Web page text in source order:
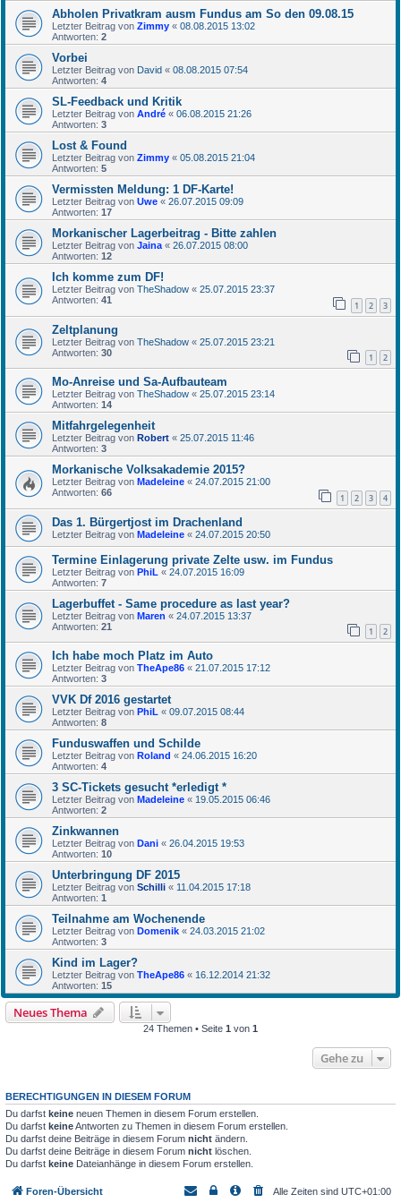
Abholen Privatkram ausm Fundus am So den 09.08.15
Letzter Beitrag von Zimmy « 08.08.2015 13:02
Antworten: 2
Vorbei
Letzter Beitrag von David « 08.08.2015 07:54
Antworten: 4
SL-Feedback und Kritik
Letzter Beitrag von André « 06.08.2015 21:26
Antworten: 3
Lost & Found
Letzter Beitrag von Zimmy « 05.08.2015 21:04
Antworten: 5
Vermissten Meldung: 1 DF-Karte!
Letzter Beitrag von Uwe « 26.07.2015 09:09
Antworten: 17
Morkanischer Lagerbeitrag - Bitte zahlen
Letzter Beitrag von Jaina « 26.07.2015 08:00
Antworten: 12
Ich komme zum DF!
Letzter Beitrag von TheShadow « 25.07.2015 23:37
Antworten: 41 1 2 3
Zeltplanung
Letzter Beitrag von TheShadow « 25.07.2015 23:21
Antworten: 30 1 2
Mo-Anreise und Sa-Aufbauteam
Letzter Beitrag von TheShadow « 25.07.2015 23:14
Antworten: 14
Mitfahrgelegenheit
Letzter Beitrag von Robert « 25.07.2015 11:46
Antworten: 3
Morkanische Volksakademie 2015?
Letzter Beitrag von Madeleine « 24.07.2015 21:00
Antworten: 66 1 2 3 4
Das 1. Bürgertjost im Drachenland
Letzter Beitrag von Madeleine « 24.07.2015 20:50
Termine Einlagerung private Zelte usw. im Fundus
Letzter Beitrag von PhiL « 24.07.2015 16:09
Antworten: 7
Lagerbuffet - Same procedure as last year?
Letzter Beitrag von Maren « 24.07.2015 13:37
Antworten: 21 1 2
Ich habe moch Platz im Auto
Letzter Beitrag von TheApe86 « 21.07.2015 17:12
Antworten: 3
VVK Df 2016 gestartet
Letzter Beitrag von PhiL « 09.07.2015 08:44
Antworten: 8
Funduswaffen und Schilde
Letzter Beitrag von Roland « 24.06.2015 16:20
Antworten: 4
3 SC-Tickets gesucht *erledigt *
Letzter Beitrag von Madeleine « 19.05.2015 06:46
Antworten: 2
Zinkwannen
Letzter Beitrag von Dani « 26.04.2015 19:53
Antworten: 10
Unterbringung DF 2015
Letzter Beitrag von Schilli « 11.04.2015 17:18
Antworten: 1
Teilnahme am Wochenende
Letzter Beitrag von Domenik « 24.03.2015 21:02
Antworten: 3
Kind im Lager?
Letzter Beitrag von TheApe86 « 16.12.2014 21:32
Antworten: 15
Neues Thema
24 Themen • Seite 1 von 1
Gehe zu
BERECHTIGUNGEN IN DIESEM FORUM
Du darfst keine neuen Themen in diesem Forum erstellen.
Du darfst keineAntworten zu Themen in diesem Forum erstellen.
Du darfst deine Beiträge in diesem Forum nicht ändern.
Du darfst deine Beiträge in diesem Forum nicht löschen.
Du darfst keine Dateianhänge in diesem Forum erstellen.
Foren-Übersicht Alle Zeiten sind UTC+01:00